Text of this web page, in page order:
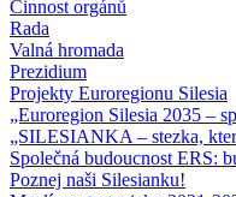
Činnost orgánů
Rada
Valná hromada
Prezidium
Projekty Euroregionu Silesia
„Euroregion Silesia 2035 –
„SILESIANKA – stezka,
Společná budoucnost ERS:
Poznej naši Silesianku!